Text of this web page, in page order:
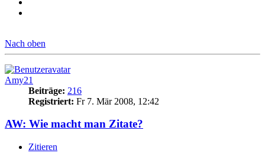
Nach oben
Amy21
Beiträge: 216
Registriert: Fr 7. Mär 2008, 12:42
AW: Wie macht man Zitate?
Zitieren